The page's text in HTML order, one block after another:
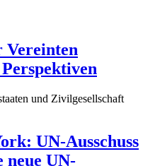
Vereinten
und Zivilgesellschaft
UN-Ausschuss
neue UN-